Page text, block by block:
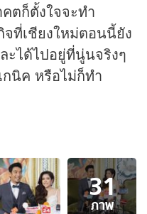
ตก็ตั้งใจจะทำ
จที่เชียงใหม่ตอนนี้ยัง
ะได้ไปอยู่ที่นู่นจริงๆ
นิค หรือไม่ก็ทำ
31
ภาพ